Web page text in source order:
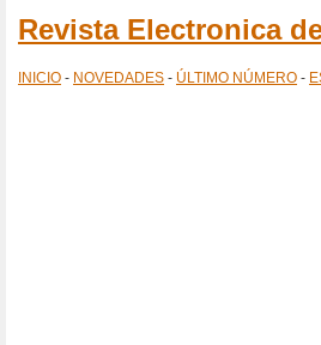
Revista Electronica
INICIO - NOVEDADES - ÚLTIMO NÚMERO -